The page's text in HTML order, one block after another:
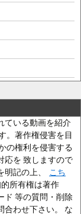
ている動画を紹介
。著作権侵害を目
の権利を侵害する
応を 致しますので
記の上、
こち
所有権は著作
ド 等の質問・削除
合わせ下さい。 な